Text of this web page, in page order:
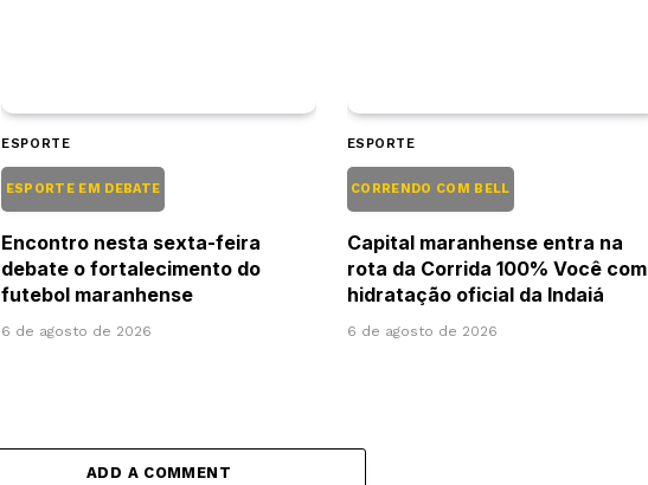
ESPORTE
ESPORTE EM DEBATE
Encontro nesta sexta-feira
debate o fortalecimento do
futebol maranhense
6 de agosto de 2026
ESPORTE
CORRENDO COM BELL
Capital maranhense entra na
rota da Corrida 100% Você com
hidratação oficial da Indaiá
6 de agosto de 2026
ADD A COMMENT